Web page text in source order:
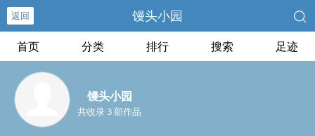
返回 馒头小园
首页 分类 排行 搜索 足迹
馒头小园
共收录 3 部作品